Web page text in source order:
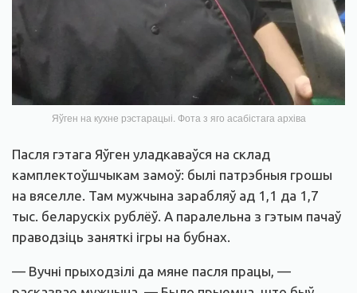
Яўген на кухне рэстарацыі. Фота з яго асабістага архіва
Пасля гэтага Яўген уладкаваўся на склад
камплектоўшчыкам замоў: былі патрэбныя грошы
на вяселле. Там мужчына зарабляў ад 1,1 да 1,7
тыс. беларускіх рублёў. А паралельна з гэтым пачаў
праводзіць заняткі ігры на бубнах.
— Вучні прыходзілі да мяне пасля працы, —